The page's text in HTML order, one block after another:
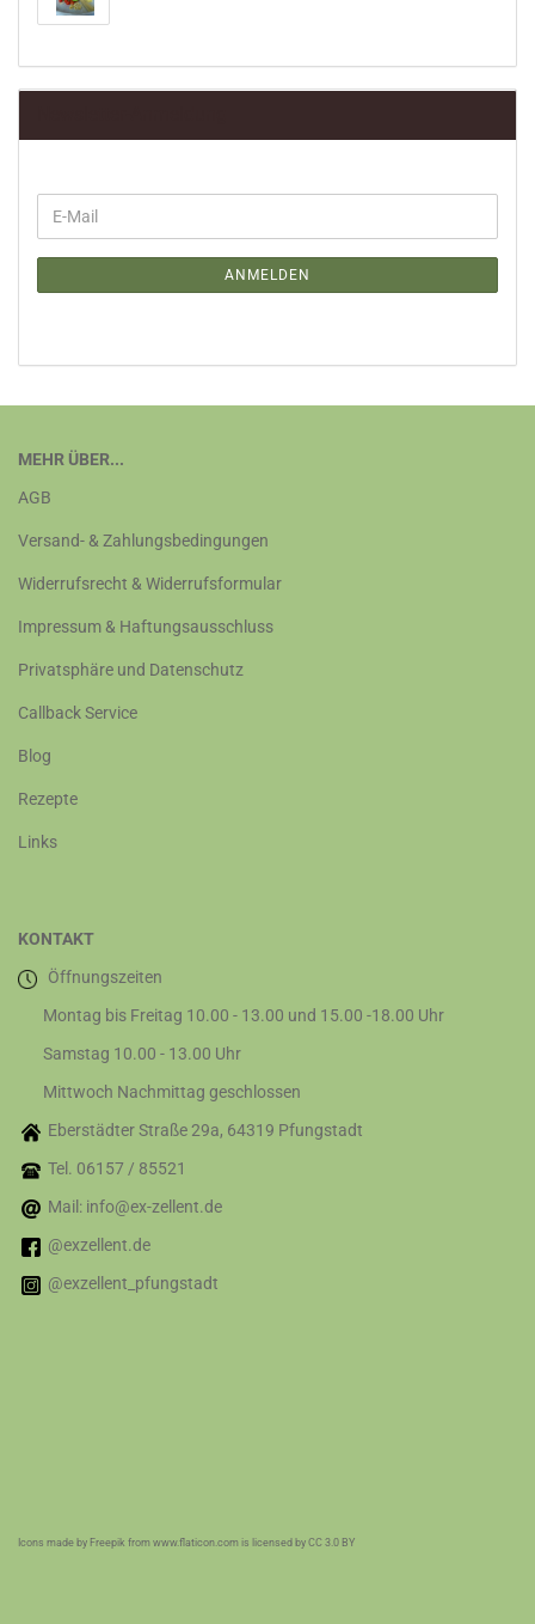
WEITER
ZUR
NEWSLETTER-
E-
Mail
ANMELDEN
MEHR ÜBER...
AGB
Versand- & Zahlungsbedingungen
Widerrufsrecht & Widerrufsformular
Impressum & Haftungsausschluss
Privatsphäre und Datenschutz
Callback Service
Blog
Rezepte
Links
KONTAKT
Öffnungszeiten
Montag bis Freitag 10.00 - 13.00 und 15.00 -18.00 Uhr
Samstag 10.00 - 13.00 Uhr
Mittwoch Nachmittag geschlossen
Eberstädter Straße 29a, 64319 Pfungstadt
Tel. 06157 / 85521
Mail: info@ex-zellent.de
@exzellent.de
@exzellent_pfungstadt
Icons made by Freepik from www.flaticon.com is licensed by CC 3.0 BY